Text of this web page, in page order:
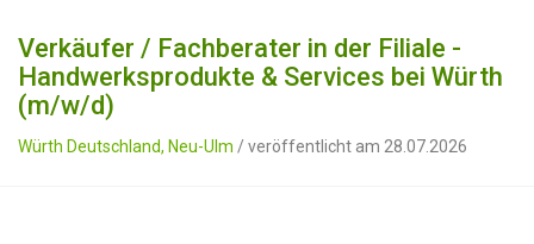
Verkäufer / Fachberater in der Filiale -
Handwerksprodukte & Services bei Würth
(m/w/d)
Würth Deutschland, Neu-Ulm / veröffentlicht am 28.07.2026